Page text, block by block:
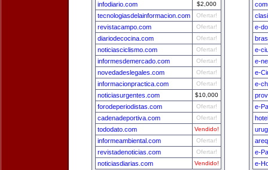
infodiario.com $2,000
tecnologiasdelainformacion.com Ofertar!
revistacampo.com Ofertar!
diariodecocina.com Ofertar!
noticiasciclismo.com Ofertar!
informesdemercado.com Ofertar!
novedadeslegales.com Ofertar!
informacionpractica.com Ofertar!
noticiasurgentes.com $10,000
forodeperiodistas.com Ofertar!
cadenadeportiva.com Ofertar!
tododato.com Vendido!
informeambiental.com Ofertar!
revistadenoticias.com Ofertar!
noticiasdiarias.com Vendido!
e-
e-
e-
e-
e-
e-
e-
e-